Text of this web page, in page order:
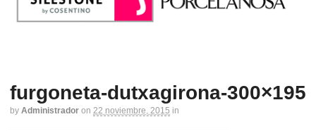
furgoneta-dutxagirona-300×195
by Administrador on 22 noviembre, 2015 in